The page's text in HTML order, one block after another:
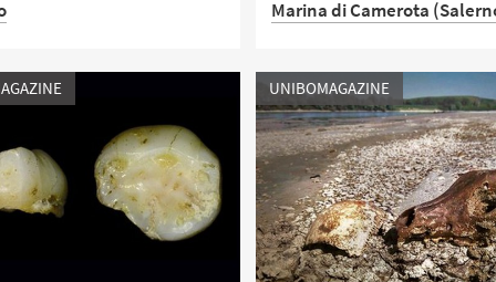
ad Agrigento, le
di scavo condotte dagli
del Dipartimento di Beni
del Campus di Ravenna
Marina di Camerota
A cura di Stefano Benazzi
UNIBOMAGAZINE